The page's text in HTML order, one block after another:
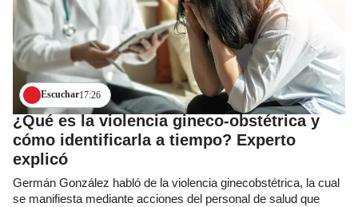
Escuchar17:26
¿Qué es la violencia gineco-obstétrica y
cómo identificarla a tiempo? Experto
explicó
Germán González habló de la violencia ginecobstétrica, la cual
se manifiesta mediante acciones del personal de salud que